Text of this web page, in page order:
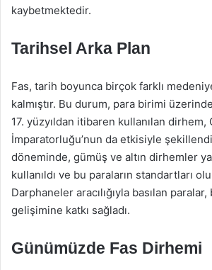
kaybetmektedir.
Tarihsel Arka Plan
Fas, tarih boyunca birçok farklı
kalmıştır. Bu durum, para birimi
17. yüzyıldan itibaren kullanılan dirhem,
İmparatorluğu’nun da etkisiyle
döneminde, gümüş ve altın dirhemler
kullanıldı ve bu paraların standartları
Darphaneler aracılığıyla basılan
gelişimine katkı sağladı.
Günümüzde Fas Dirhemi